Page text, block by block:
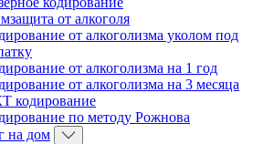
от алкоголя
от алкоголизма уколом под
от алкоголизма на 1 год
от алкоголизма на 3 месяца
кодирование
по методу Рожнова
на дом